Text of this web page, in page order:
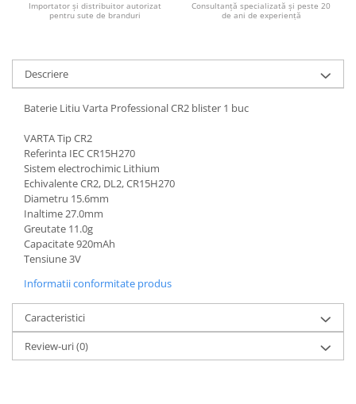
AGM
Deep Cycle - Tractiune/Semi-
Tractiune
Marine & Caravan
APC
Pachete acumulatori VRLA
Sisteme de management (BMS)
Redresoare, incarcatoare si testere
Redresoare auto, moto, barci si
stationare
Surse UPS
sisteme de urgenta - acumulator
extern
UPS Calculatoare si Servere
UPS Trifazat
Importator și distribuitor autorizat
pentru sute de branduri
Consultanță specializată și peste 20
de ani de experiență
Descriere
Baterie Litiu Varta Professional CR2 blister 1 buc
VARTA Tip CR2
Referinta IEC CR15H270
Sistem electrochimic Lithium
Echivalente CR2, DL2, CR15H270
Diametru 15.6mm
Inaltime 27.0mm
Greutate 11.0g
Capacitate 920mAh
Tensiune 3V
Informatii conformitate produs
Caracteristici
Review-uri(0)